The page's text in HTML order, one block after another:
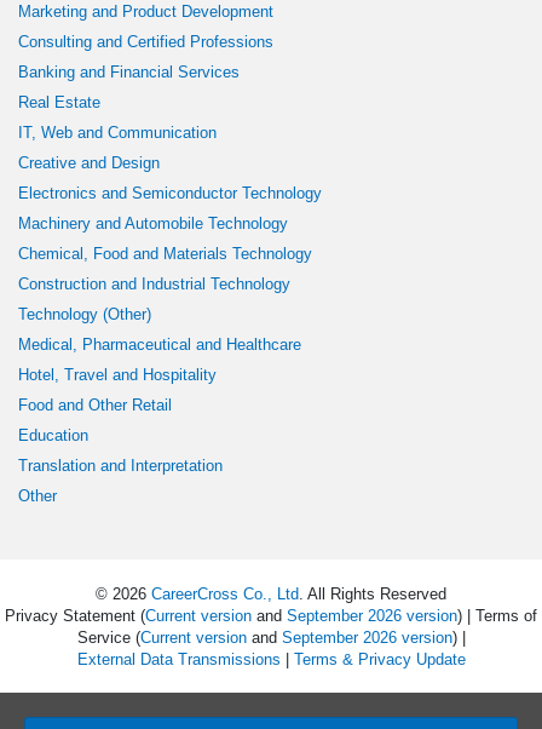
Marketing and Product Development
Consulting and Certified Professions
Banking and Financial Services
Real Estate
IT, Web and Communication
Creative and Design
Electronics and Semiconductor Technology
Machinery and Automobile Technology
Chemical, Food and Materials Technology
Construction and Industrial Technology
Technology (Other)
Medical, Pharmaceutical and Healthcare
Hotel, Travel and Hospitality
Food and Other Retail
Education
Translation and Interpretation
Other
© 2026 CareerCross Co., Ltd . All Rights Reserved
Privacy Statement (Current version and September 2026 version) | Terms of
Service (Current versionand September 2026 version) |
External Data Transmissions | Terms & Privacy Update